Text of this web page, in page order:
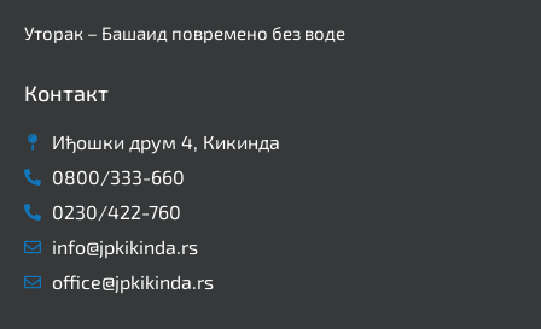
Уторак – Башаид повремено без воде
Контакт
Иђошки друм 4, Кикинда
0800/333-660
0230/422-760
info@jpkikinda.rs
office@jpkikinda.rs